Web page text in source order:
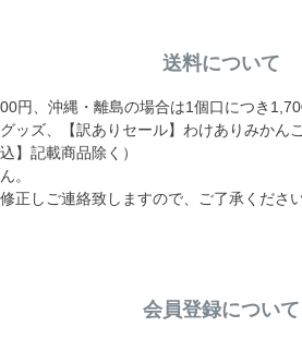
送料について
円、沖縄・離島の場合は1個口につき
ッズ、【訳ありセール】わけありみか
】記載商品除く）
。
正しご連絡致しますので、ご了承ください
会員登録について